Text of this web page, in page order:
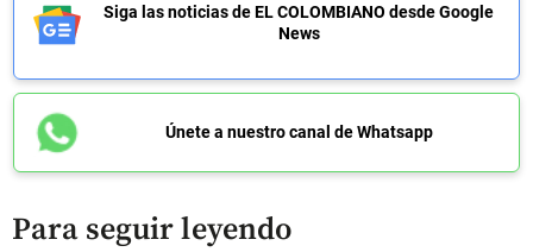
Siga las noticias de EL COLOMBIANO desde Google
News
Únete a nuestro canal de Whatsapp
Para seguir leyendo